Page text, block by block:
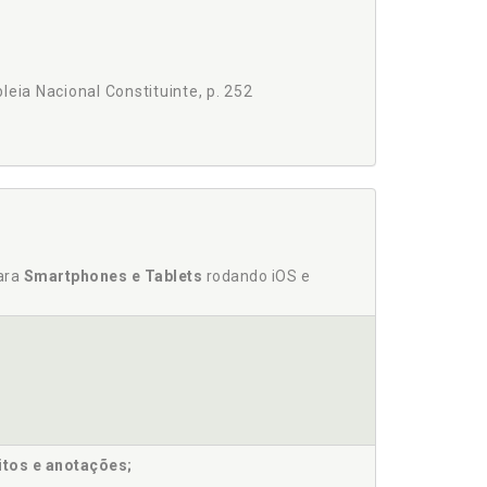
Nacional Constituinte, p. 252
Smartphones e Tablets rodando iOS e
e anotações;